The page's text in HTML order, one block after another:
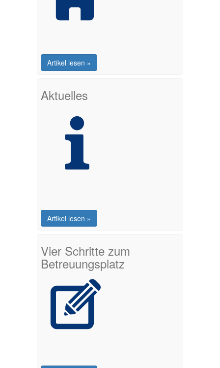
Artikel lesen »
Aktuelles
Artikel lesen »
Vier Schritte zum
Betreuungsplatz